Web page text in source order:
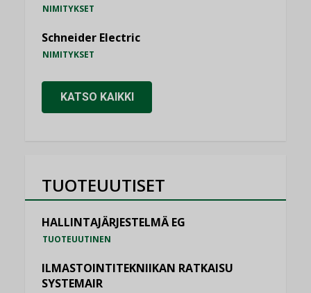
NIMITYKSET
Schneider Electric
NIMITYKSET
KATSO KAIKKI
TUOTEUUTISET
HALLINTAJÄRJESTELMÄ EG
TUOTEUUTINEN
ILMASTOINTITEKNIIKAN RATKAISU
SYSTEMAIR